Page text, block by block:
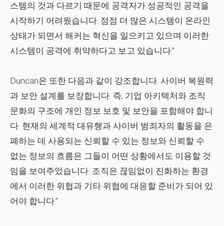
스템의 것과 다르기 때문에 공격자가 성공적인 공격을
시작하기 어려웠습니다. 점점 더 많은 시스템이 온라인
상태가 되면서 해커는 혁신을 일으키고 있으며 이러한
시스템이 공격에 취약하다고 보고 있습니다.”
Duncan은 또한 다음과 같이 강조합니다. 사이버 복원력
과 보안 설계를 보장합니다. 즉, 기업 아키텍처와 조직
문화의 구조에 개인 정보 보호 및 보안을 포함해야 합니
다. 현재의 세계적 대유행과 사이버 범죄자의 활동을 은
폐하는 데 사용되는 신뢰할 수 있는 정보와 신뢰할 수
없는 정보의 흐름은 그들이 어떤 상황에서도 이용할 것
임을 보여주었습니다. 조직은 끊임없이 진화하는 환경
에서 이러한 위협과 기타 위협에 대응할 준비가 되어 있
어야 합니다.”